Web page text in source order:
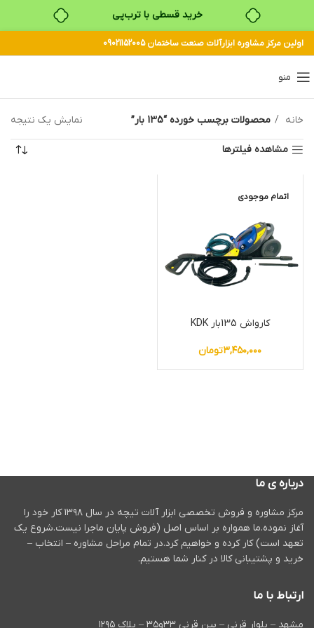
خرید قسطی با ترب‌پی
اولین مرکز مشاوره ابزارآلات صنعت ساختمان 09021152005
منو
خانه محصولات برچسب خورده “135 بار” نمایش یک نتیجه
مشاهده فیلترها
اتمام موجودی
کارواش 135بار KDK
۳,۴۵۰,۰۰۰تومان
درباره ی ما
مرکز مشاوره و فروش تخصصی ابزار آلات تیچه در سال ۱۳۹۸ کار خود را
آغاز نموده.ما همواره بر اساس اصل (فروش پایان ماجرا نیست.شروع یک
تعهد است) کار کرده و خواهیم کرد.در تمام مراحل مشاوره – انتخاب –
خرید و پشتیبانی کالا در کنار شما هستیم.
ارتباط با ما
مشهد – بلوار قرنی – بین قرنی ۳۳و۳۵ – پلاک ۱۲۹۵